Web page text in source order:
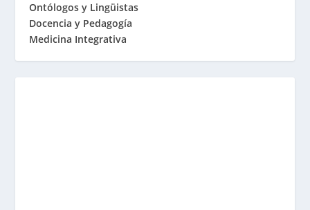
Ontólogos y Lingüistas
Docencia y Pedagogía
Medicina Integrativa